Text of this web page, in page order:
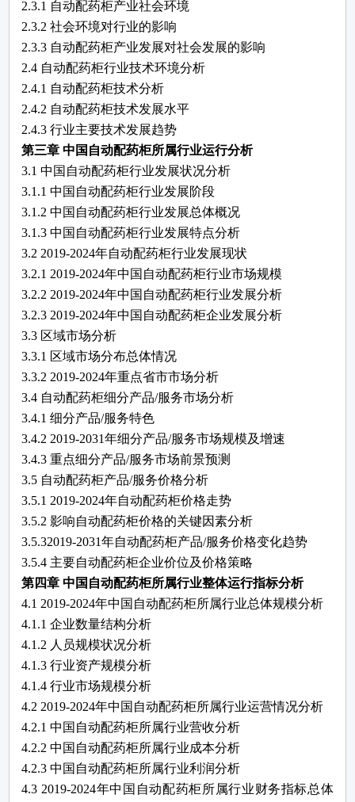
2.3.1 自动配药柜产业社会环境
2.3.2 社会环境对行业的影响
2.3.3 自动配药柜产业发展对社会发展的影响
2.4 自动配药柜行业技术环境分析
2.4.1 自动配药柜技术分析
2.4.2 自动配药柜技术发展水平
2.4.3 行业主要技术发展趋势
第三章 中国 自动配药柜所属行业运行分析
3.1 中国 自动配药柜行业发展状况分析
3.1.1 中国 自动配药柜行业发展阶段
3.1.2 中国 自动配药柜行业发展总体概况
3.1.3 中国 自动配药柜行业发展特点分析
3.2 2019-2024年自动配药柜行业发展现状
3.2.1 2019-2024年中国 自动配药柜行业市场规模
3.2.2 2019-2024年中国 自动配药柜行业发展分析
3.2.3 2019-2024年中国 自动配药柜企业发展分析
3.3 区域市场分析
3.3.1 区域市场分布总体情况
3.3.2 2019-2024年重点省市市场分析
3.4 自动配药柜细分产品/服务市场分析
3.4.1 细分产品/服务特色
3.4.2 2019-2031年细分产品/服务市场规模及增速
3.4.3 重点细分产品/服务市场前景预测
3.5 自动配药柜产品/服务价格分析
3.5.1 2019-2024年自动配药柜价格走势
3.5.2 影响自动配药柜价格的关键因素分析
3.5.32019-2031年自动配药柜产品/服务价格变化趋势
3.5.4 主要自动配药柜企业价位及价格策略
第四章 中国 自动配药柜所属行业整体运行指标分析
4.1 2019-2024年中国 自动配药柜所属行业总体规模分析
4.1.1 企业数量结构分析
4.1.2 人员规模状况分析
4.1.3 行业资产规模分析
4.1.4 行业市场规模分析
4.2 2019-2024年中国 自动配药柜所属行业运营情况分析
4.2.1 中国 自动配药柜所属行业营收分析
4.2.2 中国 自动配药柜所属行业成本分析
4.2.3 中国 自动配药柜所属行业利润分析
4.3 2019-2024年中国 自动配药柜所属行业财务指标总体